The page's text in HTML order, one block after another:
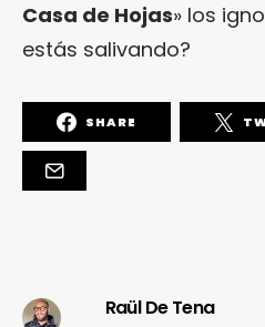
Casa de Hojas» los
estás salivando?
SHARE
Raül De Tena